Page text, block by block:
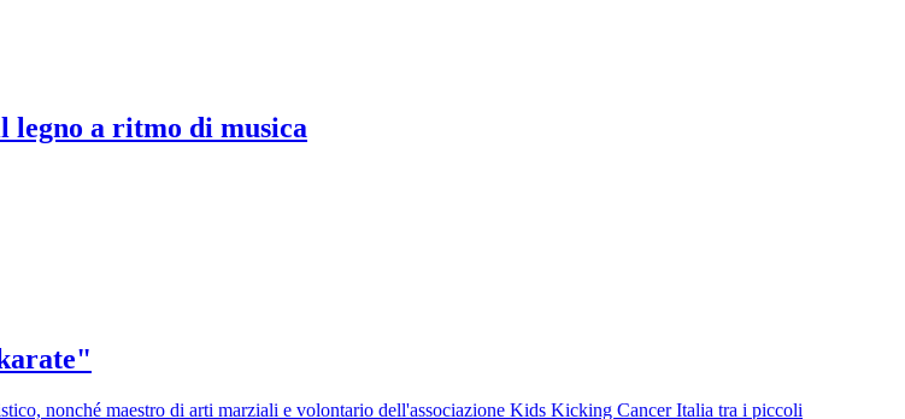
legno a ritmo di musica
nonché maestro di arti marziali e volontario dell'associazione Kids Kicking Cancer Italia tra i piccoli